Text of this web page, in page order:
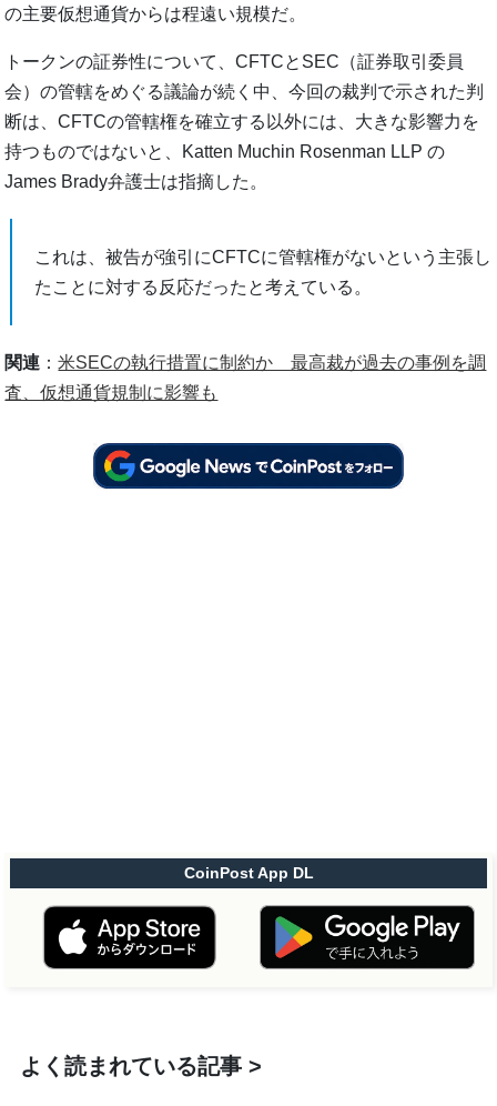
の主要仮想通貨からは程遠い規模だ。
トークンの証券性について、CFTCとSEC（証券取引委員
会）の管轄をめぐる議論が続く中、今回の裁判で示された判
断は、CFTCの管轄権を確立する以外には、大きな影響力を
持つものではないと、Katten Muchin Rosenman LLP の
James Brady弁護士は指摘した。
これは、被告が強引にCFTCに管轄権がないという主張し
たことに対する反応だったと考えている。
関連 ：米SECの執行措置に制約か 最高裁が過去の事例を調
査、仮想通貨規制に影響も
CoinPost App DL
よく読まれている記事